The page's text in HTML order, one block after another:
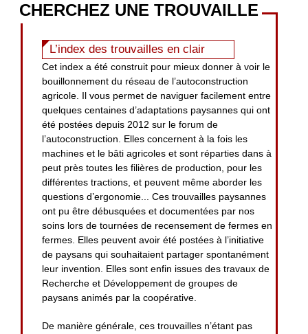
CHERCHEZ UNE TROUVAILLE
L’index des trouvailles en clair
Cet index a été construit pour mieux donner à voir le
bouillonnement du réseau de l’autoconstruction
agricole. Il vous permet de naviguer facilement entre
quelques centaines d’adaptations paysannes qui ont
été postées depuis 2012 sur le forum de
l’autoconstruction. Elles concernent à la fois les
machines et le bâti agricoles et sont réparties dans à
peut près toutes les filières de production, pour les
différentes tractions, et peuvent même aborder les
questions d’ergonomie... Ces trouvailles paysannes
ont pu être débusquées et documentées par nos
soins lors de tournées de recensement de fermes en
fermes. Elles peuvent avoir été postées à l’initiative
de paysans qui souhaitaient partager spontanément
leur invention. Elles sont enfin issues des travaux de
Recherche et Développement de groupes de
paysans animés par la coopérative.
De manière générale, ces trouvailles n’étant pas